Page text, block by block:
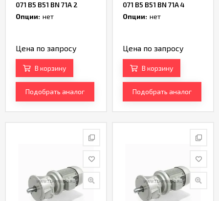
071 B5 B51 BN 71A 2
Артикул TH237365
Опции: нет
Цена по запросу
В корзину
Подобрать аналог
071 B5 B51 BN 71A 4
Артикул TH236273
Опции: нет
Цена по запросу
В корзину
Подобрать аналог